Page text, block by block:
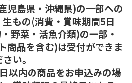
児島県・沖縄県)の一部への
もの(消費・賞味期間5日
野菜・活魚介類)の一部・
商品を含む)は受付ができま
い。
以内の商品をお申込みの場